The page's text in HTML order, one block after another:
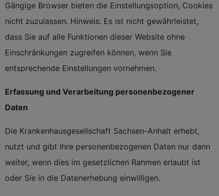
Gängige Browser bieten die Einstellungsoption, Cookies
nicht zuzulassen. Hinweis: Es ist nicht gewährleistet,
dass Sie auf alle Funktionen dieser Website ohne
Einschränkungen zugreifen können, wenn Sie
entsprechende Einstellungen vornehmen.
Erfassung und Verarbeitung personenbezogener
Daten
Die Krankenhausgesellschaft Sachsen-Anhalt erhebt,
nutzt und gibt Ihre personenbezogenen Daten nur dann
weiter, wenn dies im gesetzlichen Rahmen erlaubt ist
oder Sie in die Datenerhebung einwilligen.